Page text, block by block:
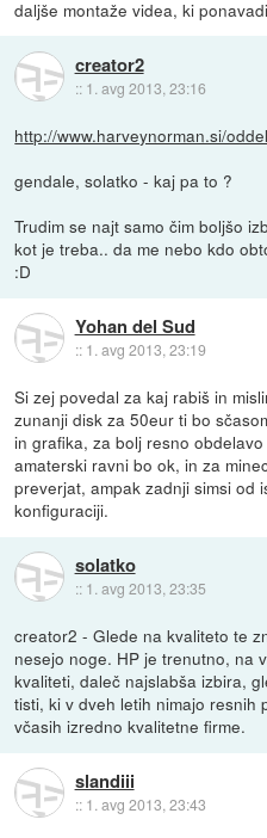
daljše montaže videa, ki
creator2
:: 1. avg 2013, 23:16
http://www.harveynorman.si/
gendale, solatko - kaj pa to ?
Trudim se najt samo čim boljšo
kot je treba.. da me nebo kdo
:D
Yohan del Sud
:: 1. avg 2013, 23:19
Si zej povedal za kaj rabiš in
zunanji disk za 50eur ti bo
in grafika, za bolj resno
amaterski ravni bo ok, in za
preverjat, ampak zadnji simsi od
konfiguraciji.
solatko
:: 1. avg 2013, 23:35
creator2 - Glede na kvaliteto te
nesejo noge. HP je trenutno, na
kvaliteti, daleč najslabša izbira,
tisti, ki v dveh letih nimajo resnih
včasih izredno kvalitetne firme.
slandiii
:: 1. avg 2013, 23:43